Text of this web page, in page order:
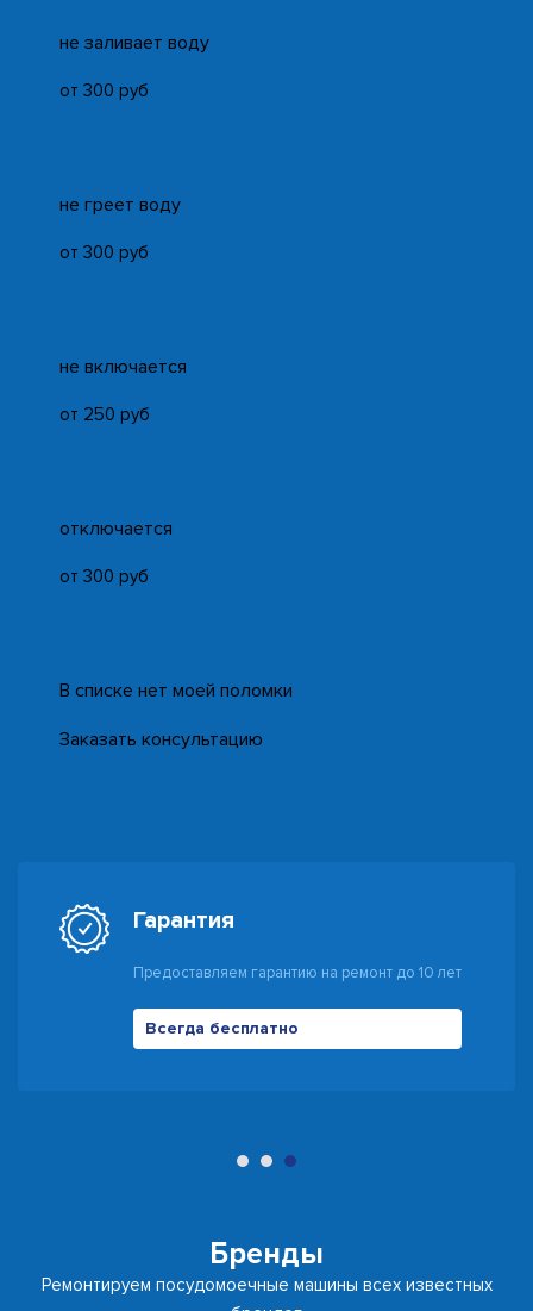
не заливает воду
от 300 руб
не греет воду
от 300 руб
не включается
от 250 руб
отключается
от 300 руб
В списке нет моей поломки
Заказать консультацию
500 руб
Гарантия
Предоставляем гарантию на ремонт до 10 лет
Всегда бесплатно
Бренды
Ремонтируем посудомоечные машины всех известных